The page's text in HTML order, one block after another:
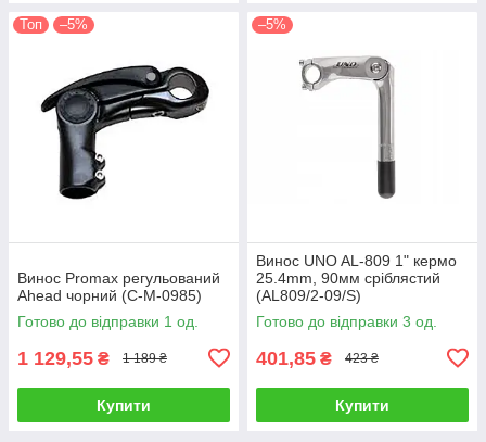
Топ –5%
Винос Promax регульований
Ahead чорний (C-M-0985)
Готово до відправки 1 од.
1 129,55 ₴ 1 189 ₴
Купити
–5%
Винос UNO AL-809 1" кермо
25.4mm, 90мм сріблястий
(AL809/2-09/S)
Готово до відправки 3 од.
401,85 ₴ 423 ₴
Купити